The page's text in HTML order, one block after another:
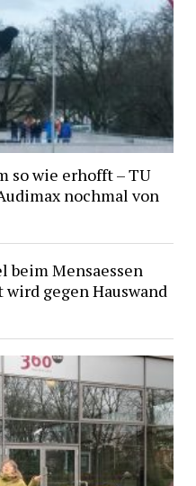
so wie erhofft – TU
nochmal von
beim Mensaessen
gegen Hauswand